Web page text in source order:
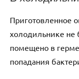
Приготовленное
холодильнике не
помещено в
попадания